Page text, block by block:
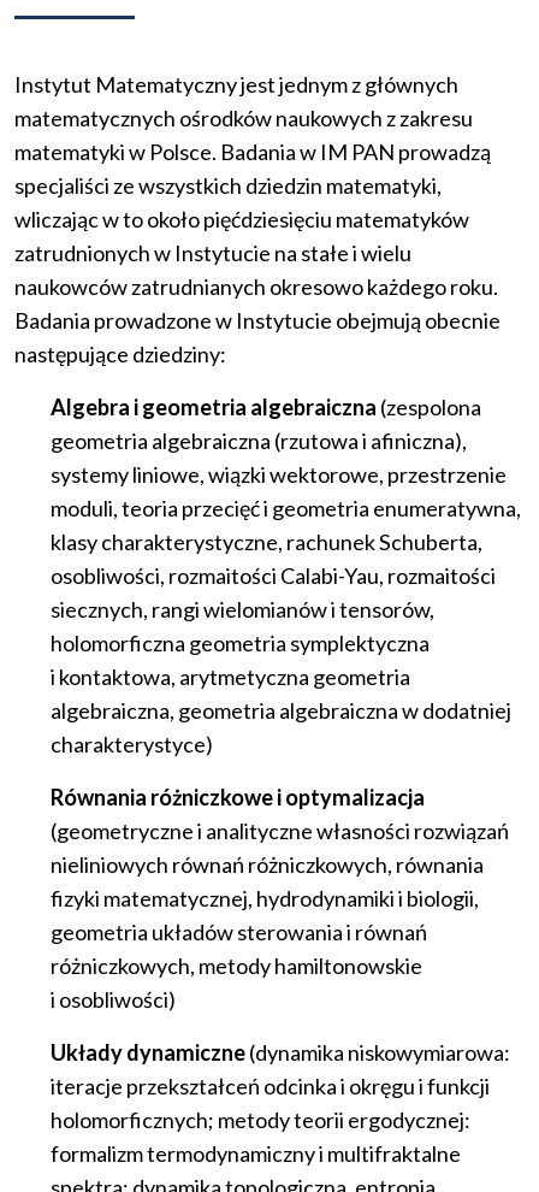
Instytut Matematyczny jest jednym z głównych
matematycznych ośrodków naukowych z zakresu
matematyki w Polsce. Badania w IM PAN prowadzą
specjaliści ze wszystkich dziedzin matematyki,
wliczając w to około pięćdziesięciu matematyków
zatrudnionych w Instytucie na stałe i wielu
naukowców zatrudnianych okresowo każdego roku.
Badania prowadzone w Instytucie obejmują obecnie
następujące dziedziny:
Algebra i geometria algebraiczna (zespolona
geometria algebraiczna (rzutowa i afiniczna),
systemy liniowe, wiązki wektorowe, przestrzenie
moduli, teoria przecięć i geometria enumeratywna,
klasy charakterystyczne, rachunek Schuberta,
osobliwości, rozmaitości Calabi-Yau, rozmaitości
siecznych, rangi wielomianów i tensorów,
holomorficzna geometria symplektyczna
i kontaktowa, arytmetyczna geometria
algebraiczna, geometria algebraiczna w dodatniej
charakterystyce)
Równania różniczkowe i optymalizacja
(geometryczne i analityczne własności rozwiązań
nieliniowych równań różniczkowych, równania
fizyki matematycznej, hydrodynamiki i biologii,
geometria układów sterowania i równań
różniczkowych, metody hamiltonowskie
i osobliwości)
Układy dynamiczne(dynamika niskowymiarowa:
iteracje przekształceń odcinka i okręgu i funkcji
holomorficznych; metody teorii ergodycznej:
formalizm termodynamiczny i multifraktalne